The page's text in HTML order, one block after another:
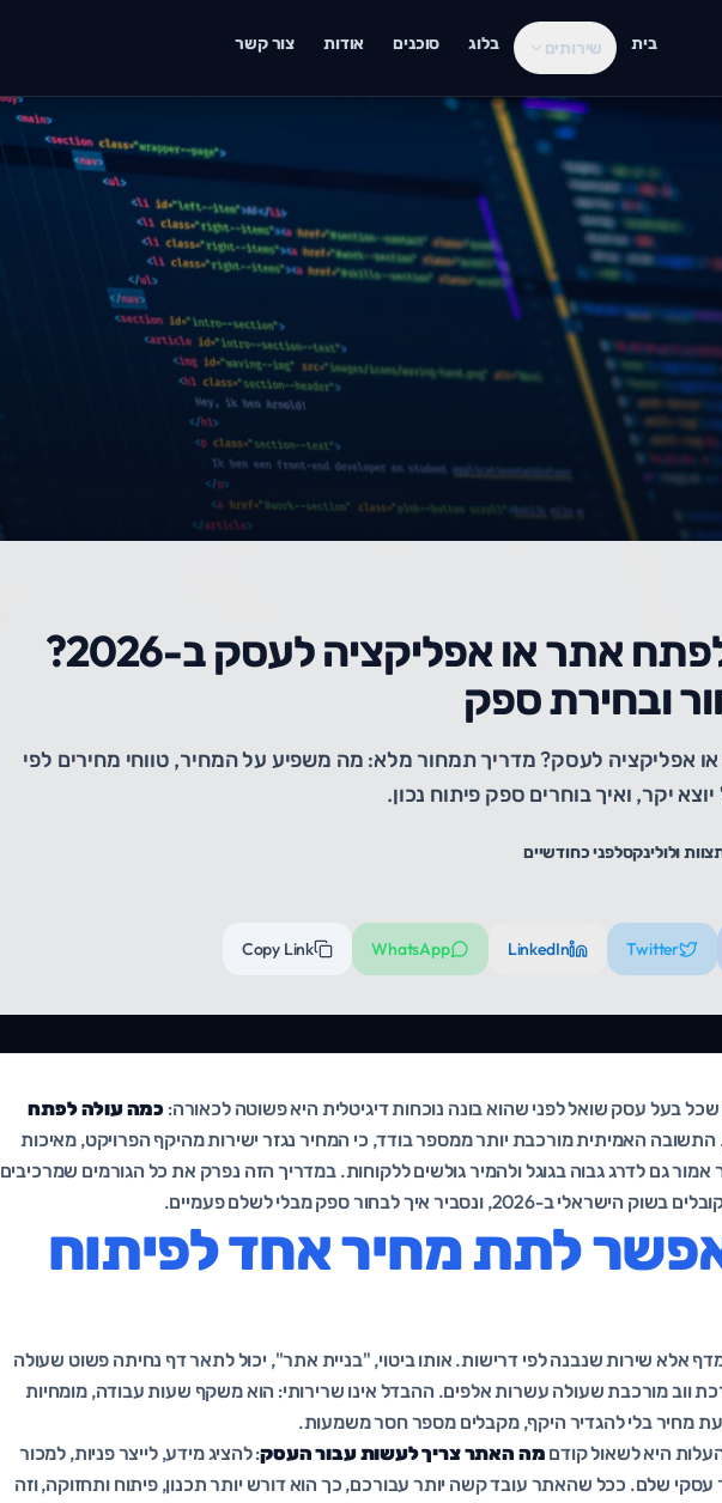
בית שירותים בלוג סוכנים אודות צור קשר
כמה עולה לפתח אתר או אפליקציה לעסק ב-2026?
ובחירת ספק
אפליקציה לעסק? מדריך תמחור מלא: מה משפיע על המחיר, טווחי מחירים לפי
יקר, ואיך בוחרים ספק פיתוח נכון.
צוות ולולינקסלפני כחודשיים
Twitter
LinkedIn
WhatsApp
Copy Link
בעל עסק שואל לפני שהוא בונה נוכחות דיגיטלית היא פשוטה לכאורה: כמה עולה לפתח
האמיתית מורכבת יותר ממספר בודד, כי המחיר נגזר ישירות מהיקף הפרויקט, מאיכות
גם לדרג גבוה בגוגל ולהמיר גולשים ללקוחות. במדריך הזה נפרק את כל הגורמים שמרכיבים
ונסביר איך לבחור ספק מבלי לשלם פעמיים.
לתת מחיר אחד לפיתוח
אלא שירות שנבנה לפי דרישות. אותו ביטוי, "בניית אתר", יכול לתאר דף נחיתה פשוט שעולה
ווב מורכבת שעולה עשרות אלפים. ההבדל אינו שרירותי: הוא משקף שעות עבודה, מומחיות
מחיר בלי להגדיר היקף, מקבלים מספר חסר משמעות.
היא לשאול קודם מה האתר צריך לעשות עבור העסק: להציג מידע, לייצר פניות, למכור
עסקי שלם. ככל שהאתר עובד קשה יותר עבורכם, כך הוא דורש יותר תכנון, פיתוח ותחזוקה, וזה